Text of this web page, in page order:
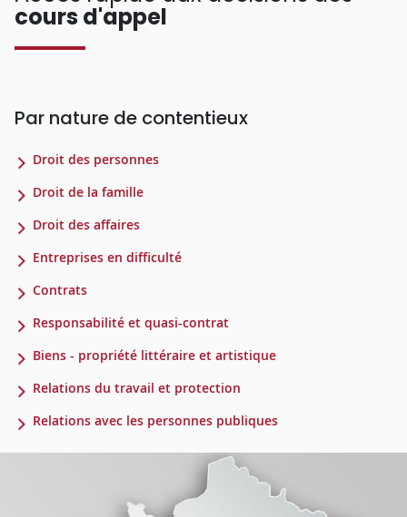
cours d'appel
Par nature de contentieux
Droit des personnes
Droit de la famille
Droit des affaires
Entreprises en difficulté
Contrats
Responsabilité et quasi-contrat
Biens - propriété littéraire et artistique
Relations du travail et protection
Relations avec les personnes publiques